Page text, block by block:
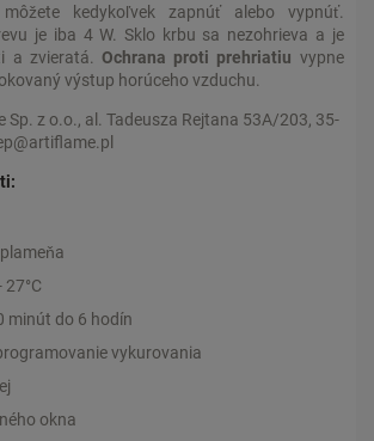
kedykoľvek zapnúť alebo vypnúť.
je iba 4 W. Sklo krbu sa nezohrieva a je
a zvieratá. Ochrana proti prehriatiu vypne
výstup horúceho vzduchu.
Sp. z o.o., al. Tadeusza Rejtana 53A/203, 35-
minút do 6 hodín
vykurovania
okna